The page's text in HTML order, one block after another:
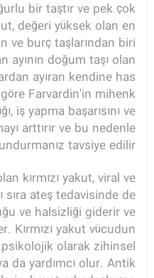
bir taştır ve pek çok
değeri yüksek olan en
ve burç taşlarından biri
doğum taşı olan
ayıran kendine has
Farvardin'in mihenk
iş yapma başarısını ve
arttırır ve bu nedenle
tavsiye edilir.
kırmızı yakut, viral ve
sıra ateş tedavisinde de
ve halsizliği giderir ve
Kırmızı yakut vücudun
psikolojik olarak zihinsel
da yardımcı olur. Antik